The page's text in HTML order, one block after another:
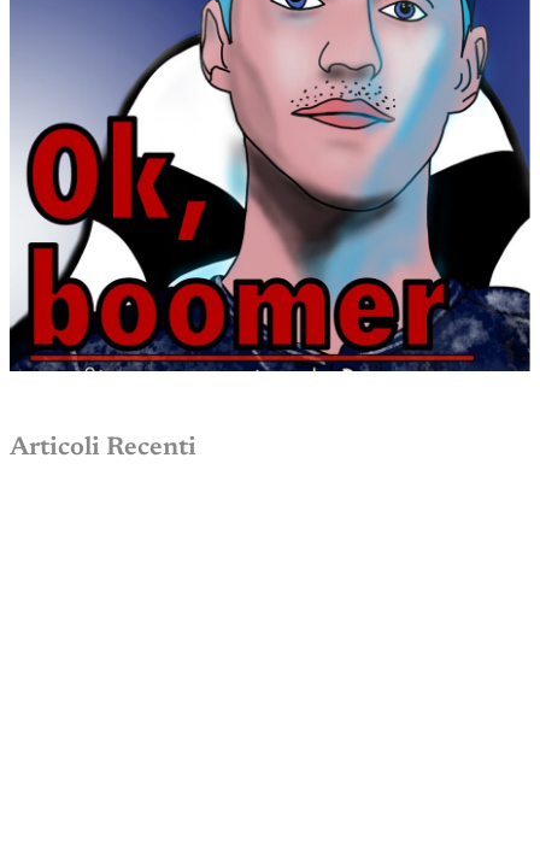
Articoli Recenti